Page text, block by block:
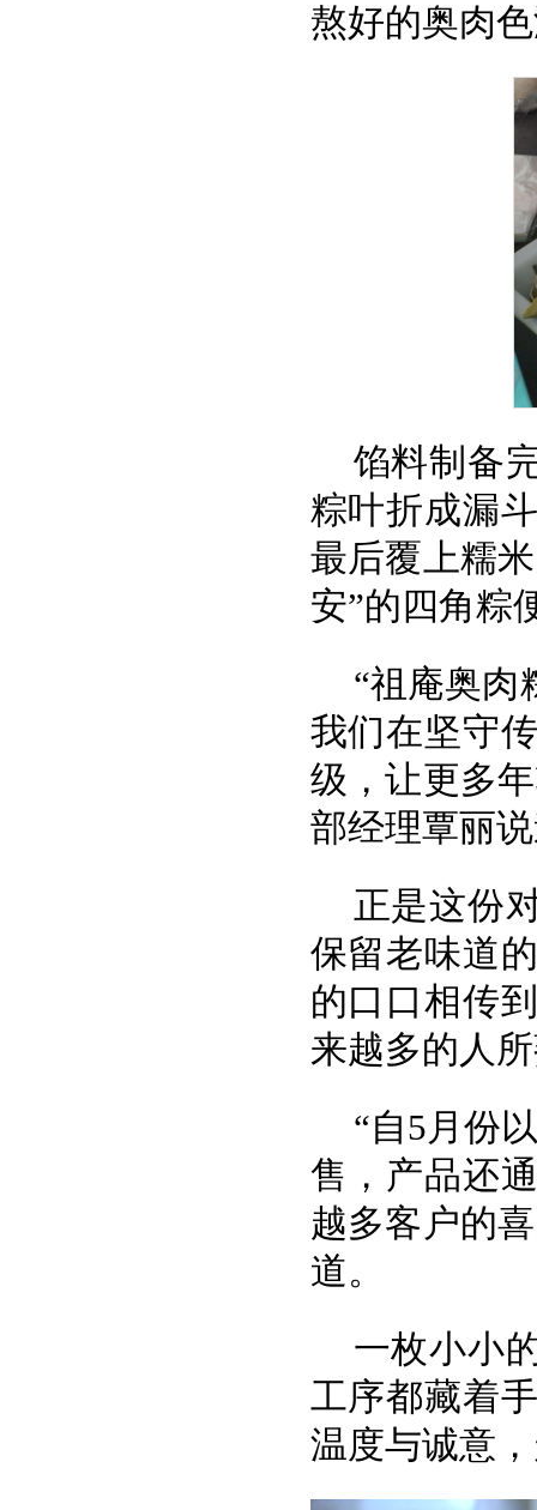
熬好的奥肉
馅料制备
粽叶折成漏
最后覆上糯
安”的四角粽
“祖庵奥肉
我们在坚守
级，让更多
部经理覃丽
正是这份
保留老味道
的口口相传
来越多的人
“自5月份
售，产品还
越多客户的
道。
一枚小小
工序都藏着
温度与诚意